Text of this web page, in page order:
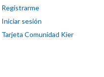
Registrarme
Iniciar sesión
Tarjeta Comunidad Kier